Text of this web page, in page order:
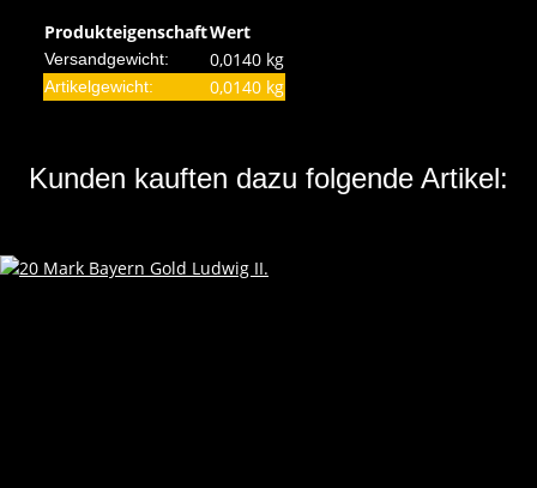
ProdukteigenschaftWert
Versandgewicht: 0,0140 kg
Artikelgewicht: 0,0140 kg
Kunden kauften dazu folgende Artikel: